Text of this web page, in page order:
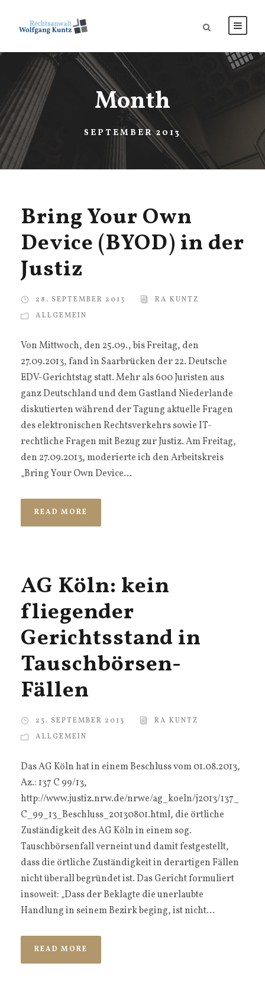
Month
SEPTEMBER 2013
Bring Your Own
Device (BYOD) in der
Justiz
28. SEPTEMBER 2013
RA KUNTZ
ALLGEMEIN
Von Mittwoch, den 25.09., bis Freitag, den
27.09.2013, fand in Saarbrücken der 22. Deutsche
EDV-Gerichtstag statt. Mehr als 600 Juristen aus
ganz Deutschland und dem Gastland Niederlande
diskutierten während der Tagung aktuelle Fragen
des elektronischen Rechtsverkehrs sowie IT-
rechtliche Fragen mit Bezug zur Justiz. Am Freitag,
den 27.09.2013, moderierte ich den Arbeitskreis
„Bring Your Own Device...
READ MORE
AG Köln: kein
fliegender
Gerichtsstand in
Tauschbörsen-
Fällen
23. SEPTEMBER 2013
RA KUNTZ
ALLGEMEIN
Das AG Köln hat in einem Beschluss vom 01.08.2013,
Az.: 137 C 99/13,
http://www.justiz.nrw.de/nrwe/ag_koeln/j2013/137_
C_99_13_Beschluss_20130801.html, die örtliche
Zuständigkeit des AG Köln in einem sog.
Tauschbörsenfall verneint und damit festgestellt,
dass die örtliche Zuständigkeit in derartigen Fällen
nicht überall begründet ist. Das Gericht formuliert
insoweit: „Dass der Beklagte die unerlaubte
Handlung in seinem Bezirk beging, ist nicht...
READ MORE